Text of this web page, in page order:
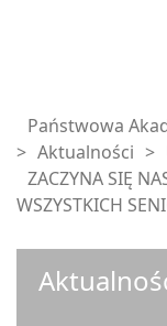
Państwowa
> Aktualności >
ZACZYNA SIĘ
WSZYSTKICH